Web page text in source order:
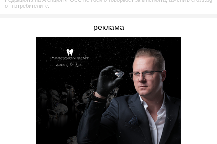
от потребителите.
реклама